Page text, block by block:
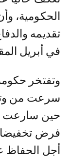
الحكومية،
تقديمه
في أبريل
وتفتخر
سرعت من
حين سارعت
فرض
أجل الحفاظ